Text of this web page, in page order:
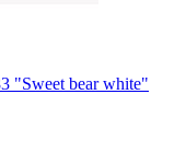
"Sweet bear white"